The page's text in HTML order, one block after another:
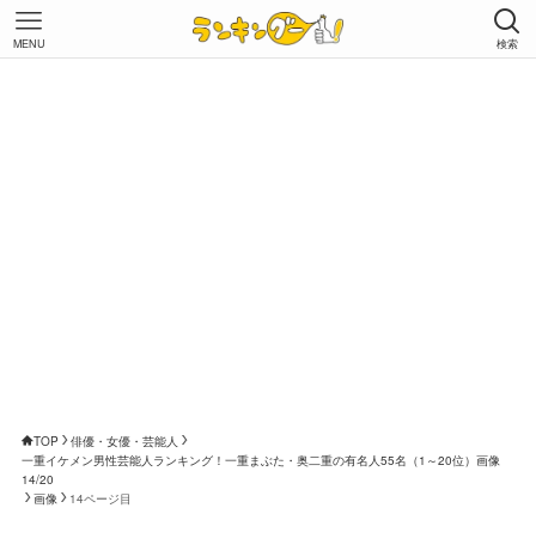
検索
MENU
TOP
俳優・女優・芸能人
一重イケメン男性芸能人ランキング！一重まぶた・奥二重の有名人55名（1～20位）画像
14/20
画像
14ページ目